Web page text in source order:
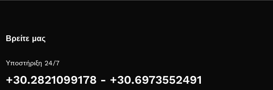
Βρείτε μας
Υποστήριξη 24/7
+30.2821099178 - +30.6973552491